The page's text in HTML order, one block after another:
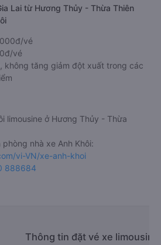
Lai từ Hương Thủy - Thừa Thiên
vé
vé
không tăng giảm đột xuất trong các
limousine ở Hương Thủy - Thừa
nhà xe Anh Khôi:
vi-VN/xe-anh-khoi
888684
Thông tin đặt vé xe